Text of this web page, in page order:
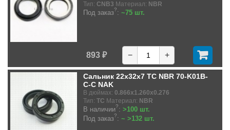
Тип: CNB3 Материал: NBR
Под заказ?: ~75 шт.
893 ₽ − +
Сальник 22x32x7 TC NBR 70-K01B-
C-C NAK
В дюймах: 0.866x1.260x0.276
Тип: TC Материал: NBR
В наличии?: >100 шт.
Под заказ?: ~ >132 шт.